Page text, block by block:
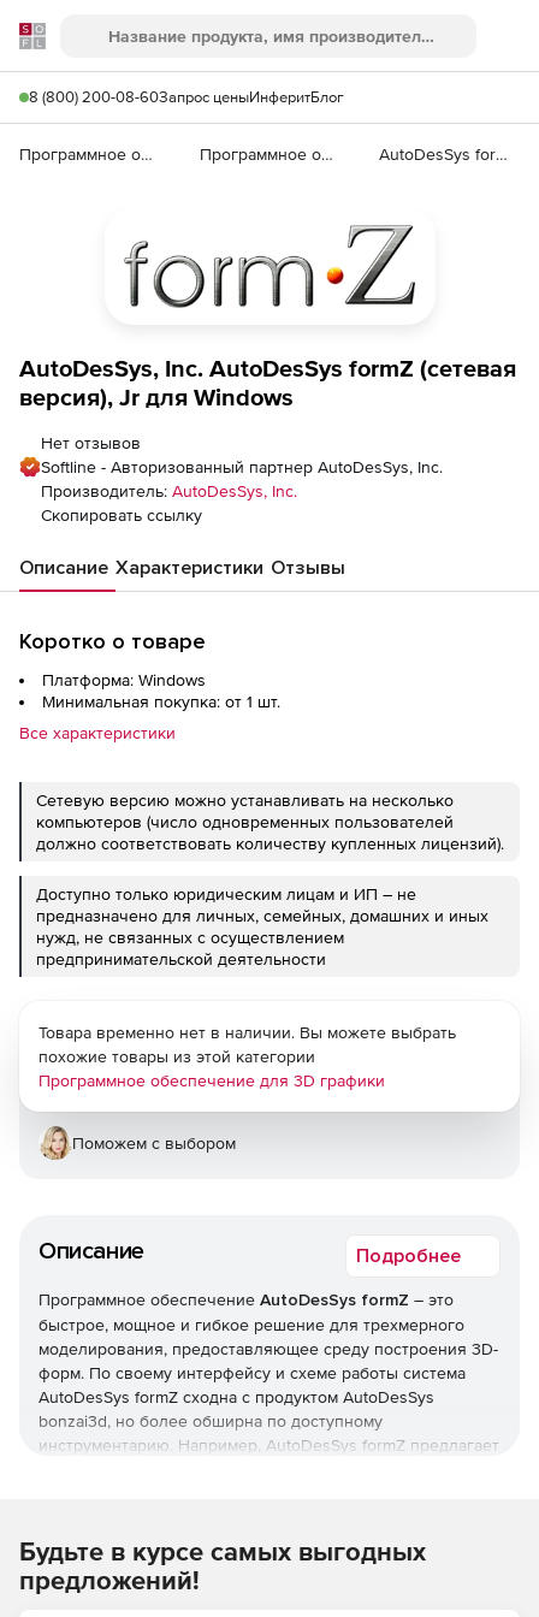
Softline
Поиск
8 (800) 200-08-60Запрос ценыИнферитБлог
Программное обеспечение для графики и дизайна Программное обеспечение для 3D графики AutoDesSys formZ 8
AutoDesSys, Inc. AutoDesSys formZ (сетевая
версия), Jr для Windows
Нет отзывов
Softline - Авторизованный партнер AutoDesSys, Inc.
Производитель: AutoDesSys, Inc.
Скопировать ссылку
Описание Характеристики Отзывы
Коротко о товаре
Платформа: Windows
Минимальная покупка: от 1 шт.
Все характеристики
Сетевую версию можно устанавливать на несколько
компьютеров (число одновременных пользователей
должно соответствовать количеству купленных лицензий).
Доступно только юридическим лицам и ИП – не
предназначено для личных, семейных, домашних и иных
нужд, не связанных с осуществлением
предпринимательской деятельности
Описание Подробнее
Программное обеспечение AutoDesSys formZ – это
быстрое, мощное и гибкое решение для трехмерного
моделирования, предоставляющее среду построения 3D-
форм. По своему интерфейсу и схеме работы система
AutoDesSys formZ сходна с продуктом AutoDesSys
bonzai3d, но более обширна по доступному
инструментарию. Например, AutoDesSys formZ предлагает
AutoDesSys formZ можно создавать практически любую
форму, которую пользователь себе представит.
Товара временно нет в наличии. Вы можете выбрать
похожие товары из этой категории
Программное обеспечение для 3D графики
Поможем с выбором
Будьте в курсе самых выгодных
предложений!